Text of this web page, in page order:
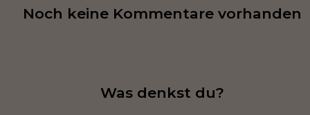
Noch keine Kommentare vorhanden
Was denkst du?